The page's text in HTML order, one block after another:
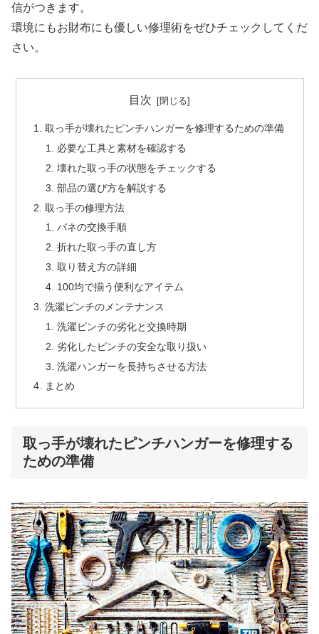
信がつきます。
環境にもお財布にも優しい修理術をぜひチェックしてくだ
さい。
目次
取っ手が壊れたピンチハンガーを修理するための準備
必要な工具と素材を確認する
壊れた取っ手の状態をチェックする
部品の選び方を解説する
取っ手の修理方法
バネの交換手順
折れた取っ手の直し方
取り替え方の詳細
100均で揃う便利なアイテム
洗濯ピンチのメンテナンス
洗濯ピンチの劣化と交換時期
劣化したピンチの安全な取り扱い
洗濯ハンガーを長持ちさせる方法
まとめ
取っ手が壊れたピンチハンガーを修理する
ための準備